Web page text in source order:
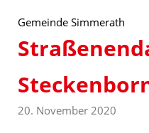
Gemeinde Simmerath
20. November 2020